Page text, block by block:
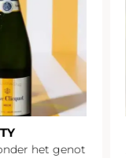
het genot